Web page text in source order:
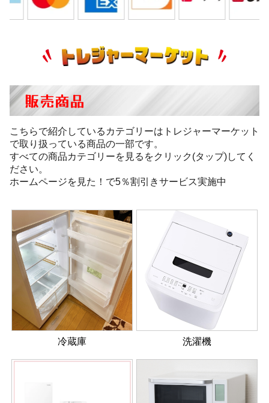
販売商品
こちらで紹介しているカテゴリーはトレジャーマーケット
で取り扱っている商品の一部です。
すべての商品カテゴリーを見るをクリック(タップ)してく
ださい。
ホームページを見た！で5％割引きサービス実施中
冷蔵庫 洗濯機